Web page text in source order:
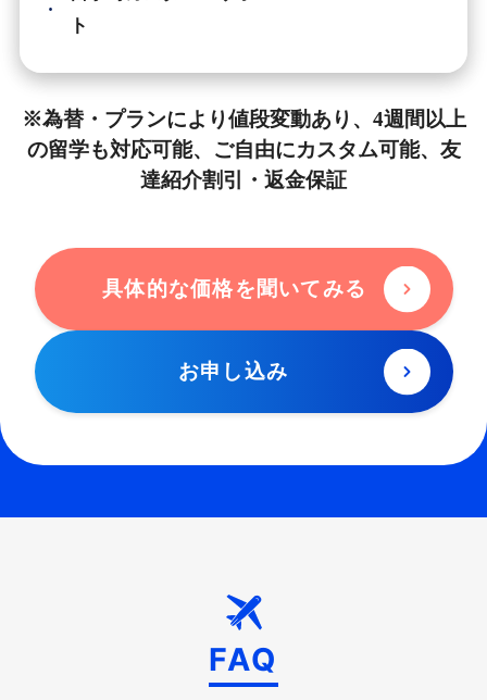
ト
※為替・プランにより値段変動あり、4週間以上
の留学も対応可能、ご自由にカスタム可能、友
達紹介割引・返金保証
具体的な価格を聞いてみる
お申し込み
FAQ